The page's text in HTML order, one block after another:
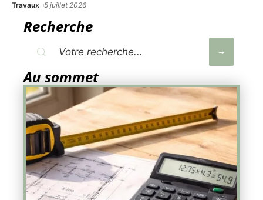
Travaux 5 juillet 2026
Recherche
Au sommet